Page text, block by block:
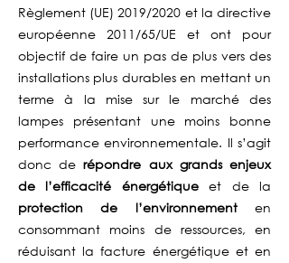
Règlement (UE) 2019/2020 et la directive
européenne 2011/65/UE et ont pour
objectif de faire un pas de plus vers des
installations plus durables en mettant un
terme à la mise sur le marché des
lampes présentant une moins bonne
performance environnementale. Il s’agit
donc derépondre aux grands enjeux
de l’efficacité énergétiqueet de la
protection de l’environnementen
consommant moins de ressources, en
réduisant la facture énergétique et en